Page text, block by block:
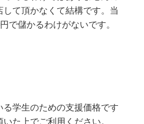
て頂かなくて結構です。当
で儲かるわけがないです。
学生のための支援価格です
た上でご利用ください。